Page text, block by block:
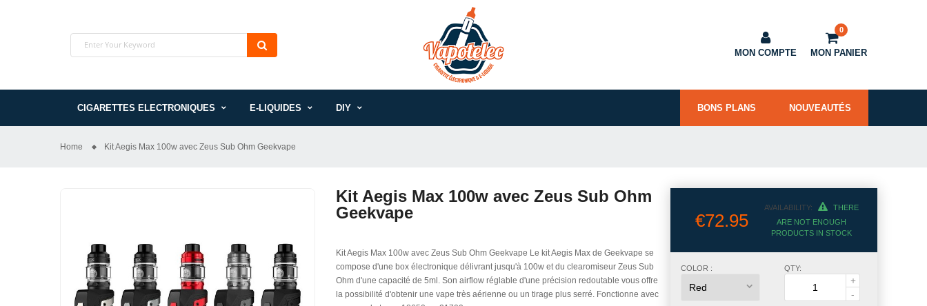
MON COMPTE
0
MON PANIER
CIGARETTES ELECTRONIQUES E-LIQUIDES DIY NOUVEAUTÉS
BONS PLANS
Home Kit Aegis Max 100w avec Zeus Sub Ohm Geekvape
Kit Aegis Max 100w avec Zeus Sub Ohm
Geekvape
Kit Aegis Max 100w avec Zeus Sub Ohm Geekvape Le kit Aegis Max de Geekvape se
compose d'une box électronique délivrant jusqu'à 100w et du clearomiseur Zeus Sub
Ohm d'une capacité de 5ml. Son airflow réglable d'une précision redoutable vous offre
la possibilité d'obtenir une vape très aérienne ou un tirage plus serré. Fonctionne avec
€72.95
AVAILABILITY:
THERE
ARE NOT ENOUGH
PRODUCTS IN STOCK
COLOR : QTY: